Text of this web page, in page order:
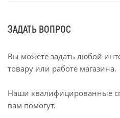
ЗАДАТЬ ВОПРОС
Вы можете задать любой
товару или работе магазина.
Наши квалифицированные
вам помогут.